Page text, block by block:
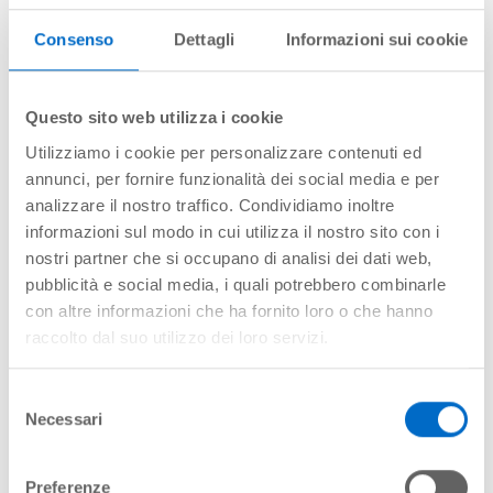
Consenso Dettagli Informazioni sui cookie
Questo sito web utilizza i cookie
Utilizziamo i cookie per personalizzare contenuti ed
annunci, per fornire funzionalità dei social media e per
analizzare il nostro traffico. Condividiamo inoltre
informazioni sul modo in cui utilizza il nostro sito con i
nostri partner che si occupano di analisi dei dati web,
pubblicità e social media, i quali potrebbero combinarle
con altre informazioni che ha fornito loro o che hanno
raccolto dal suo utilizzo dei loro servizi.
delNecessari
Preferenze
area wilderness d'Italia, vero paradiso dell'outdoor.
E per chi vuole esplorare il territoriopedalando su una bici,
disposizione dalleLanghe al Monferrato